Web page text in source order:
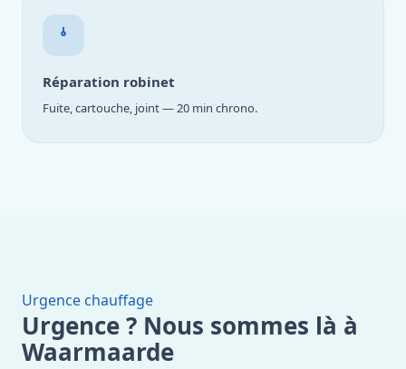
Réparation robinet
Fuite, cartouche, joint — 20 min chrono.
Urgence chauffage
Urgence ? Nous sommes là à
Waarmaarde